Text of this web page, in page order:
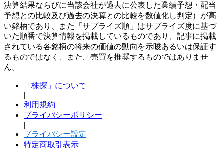
決算結果ならびに当該会社が過去に公表した業績予想・配当
予想との比較及び過去の決算との比較を数値化し判定）が高
い銘柄であり、また「サプライズ順」はサプライズ度に基づ
いた順番で決算情報を掲載しているものであり、記事に掲載
されている各銘柄の将来の価値の動向を示唆あるいは保証す
るものではなく、また、売買を推奨するものではありませ
ん。
「株探」について
|
利用規約
プライバシーポリシー
|
プライバシー設定
特定商取引表示